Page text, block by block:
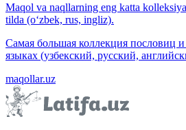
Maqol va naqllarning eng katta
tilda (o‘zbek, rus, ingliz).
Самая большая коллекция пословиц
языках (узбекский, русский,
maqollar.uz